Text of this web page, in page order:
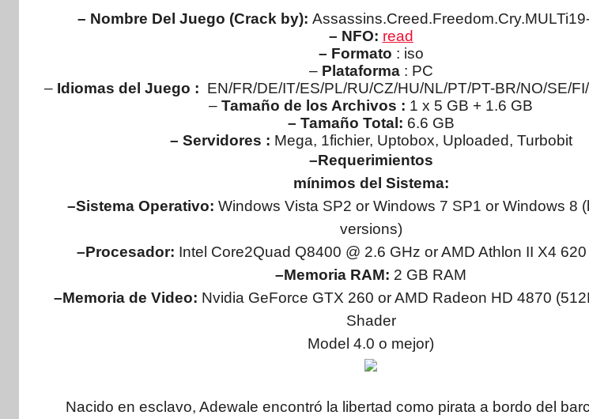
– Nombre Del Juego (Crack by):
– NFO: read
– Formato : iso
– Plataforma : PC
– Idiomas del Juego : EN/FR/DE/IT/ES/PL/RU/CZ/HU/NL/PT/PT-BR/NO/SE/
–Tamaño de los Archivos : 1 x 5 GB + 1.6 GB
– Tamaño Total: 6.6 GB
– Servidores : Mega, 1fichier, Uptobox, Uploaded, Turbobit
–Requerimientos
mínimos del Sistema:
–Sistema Operativo: Windows Vista SP2 or Windows 7 SP1 or Windows 8
versions)
–Procesador: Intel Core2Quad Q8400 @ 2.6 GHz or AMD Athlon II X4
–Memoria RAM: 2 GB RAM
–Memoria de Video: Nvidia GeForce GTX 260 or AMD Radeon HD 4870
Shader
Model 4.0 o mejor)
Nacido en esclavo, Adewale encontró la libertad como pirata a bordo del